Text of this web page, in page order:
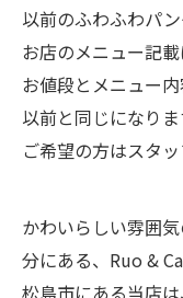
以前のふわふわパ
お店のメニュー記
お値段とメニュー
以前と同じになりま
ご希望の方はスタ
かわいらしい雰囲
分にある、Ruo &
松島市にある当店